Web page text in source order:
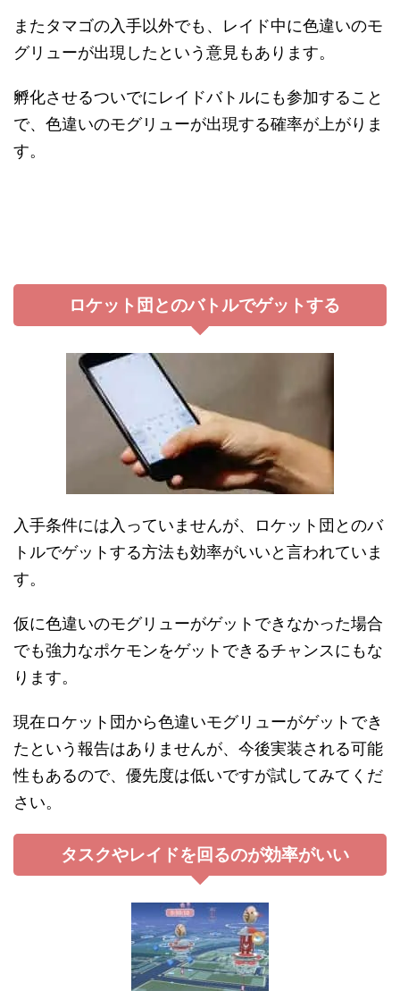
またタマゴの入手以外でも、レイド中に色違いのモ
グリューが出現したという意見もあります。
孵化させるついでにレイドバトルにも参加すること
で、色違いのモグリューが出現する確率が上がりま
す。
ロケット団とのバトルでゲットする
入手条件には入っていませんが、ロケット団とのバ
トルでゲットする方法も効率がいいと言われていま
す。
仮に色違いのモグリューがゲットできなかった場合
でも強力なポケモンをゲットできるチャンスにもな
ります。
現在ロケット団から色違いモグリューがゲットでき
たという報告はありませんが、今後実装される可能
性もあるので、優先度は低いですが試してみてくだ
さい。
タスクやレイドを回るのが効率がいい